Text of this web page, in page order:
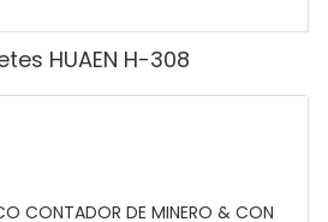
HUAEN H-308